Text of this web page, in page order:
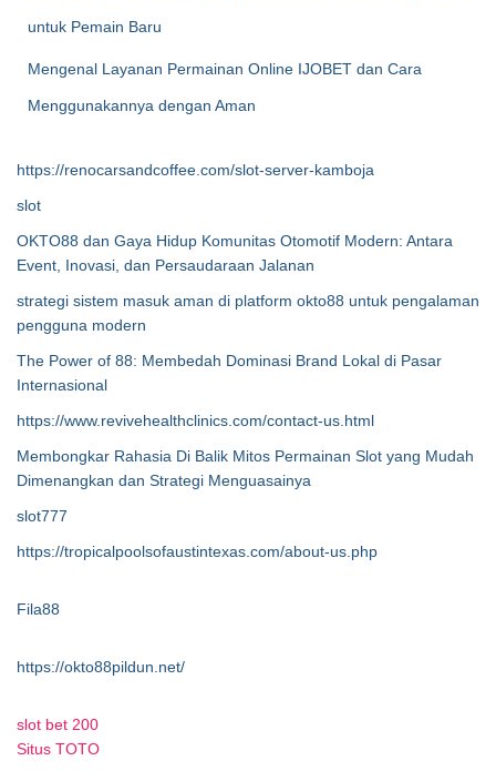
untuk Pemain Baru
Mengenal Layanan Permainan Online IJOBET dan Cara
Menggunakannya dengan Aman
https://renocarsandcoffee.com/slot-server-kamboja
slot
OKTO88 dan Gaya Hidup Komunitas Otomotif Modern: Antara
Event, Inovasi, dan Persaudaraan Jalanan
strategi sistem masuk aman di platform okto88 untuk pengalaman
pengguna modern
The Power of 88: Membedah Dominasi Brand Lokal di Pasar
Internasional
https://www.revivehealthclinics.com/contact-us.html
Membongkar Rahasia Di Balik Mitos Permainan Slot yang Mudah
Dimenangkan dan Strategi Menguasainya
slot777
https://tropicalpoolsofaustintexas.com/about-us.php
Fila88
https://okto88pildun.net/
slot bet 200
Situs TOTO